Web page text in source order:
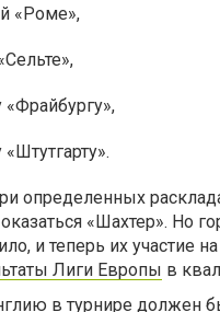
«Роме»,
определенных
«Шахтер». Но
и теперь их участие
Лиги Европы в
в турнире должен